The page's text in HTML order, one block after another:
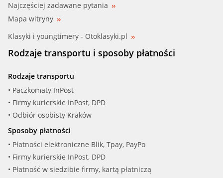
Najczęściej zadawane pytania
Mapa witryny
Klasyki i youngtimery - Otoklasyki.pl
Rodzaje transportu i sposoby płatności
Rodzaje transportu
• Paczkomaty InPost
• Firmy kurierskie InPost, DPD
• Odbiór osobisty Kraków
Sposoby płatności
• Płatności elektroniczne Blik, Tpay, PayPo
• Firmy kurierskie InPost, DPD
• Płatność w siedzibie firmy, kartą płatniczą